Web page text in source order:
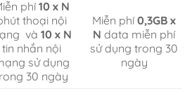
phí10 x N
thoại nội
và 10 x N
tin nhắn nội
sử dụng
30 ngày
Miễn phí0,3GB x
N data miễn phí
sử dụng trong 30
ngày